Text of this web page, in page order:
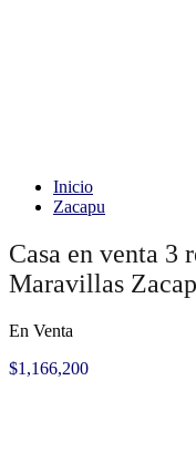
Inicio
Zacapu
Casa en venta 3
Maravillas
En Venta
$1,166,200